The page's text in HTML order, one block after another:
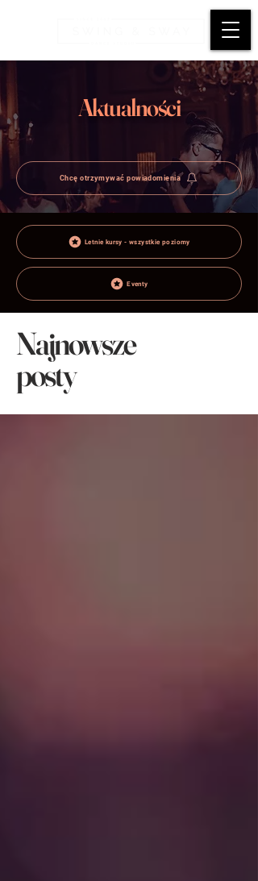
Aktualności
Chcę otrzymywać powiadomienia
Letnie kursy - wszystkie poziomy
Eventy
Najnowsze
posty